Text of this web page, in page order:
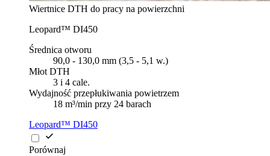
Wiertnice DTH do pracy na powierzchni
Leopard™ DI450
Średnica otworu
90,0 - 130,0 mm (3,5 - 5,1 w.)
Młot DTH
3 i 4 cale.
Wydajność przepłukiwania powietrzem
18 m³/min przy 24 barach
Leopard™ DI450
Porównaj